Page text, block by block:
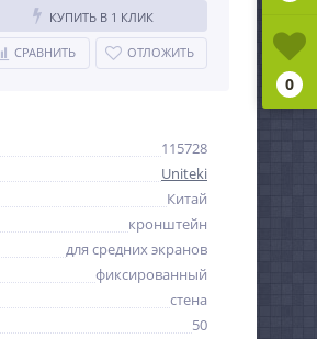
КУПИТЬ В 1 КЛИК
СРАВНИТЬ ОТЛОЖИТЬ
115728
Uniteki
Китай
кронштейн
для средних экранов
фиксированный
стена
50
0